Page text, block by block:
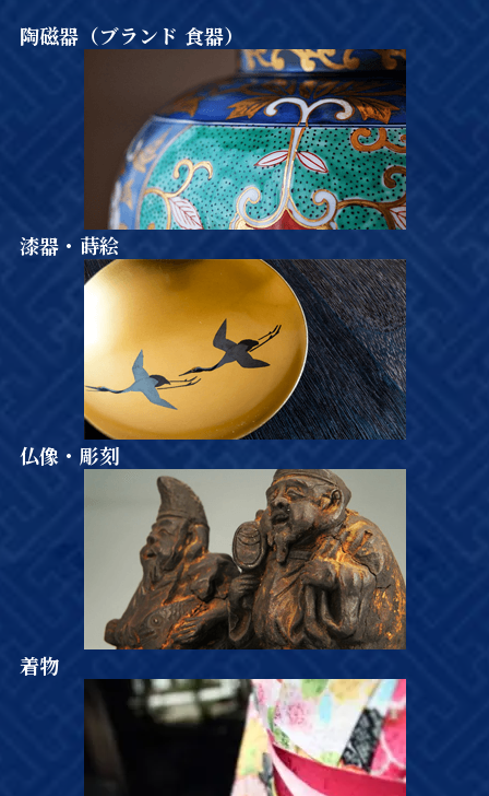
陶磁器（ブランド 食器）
漆器・蒔絵
仏像・彫刻
着物